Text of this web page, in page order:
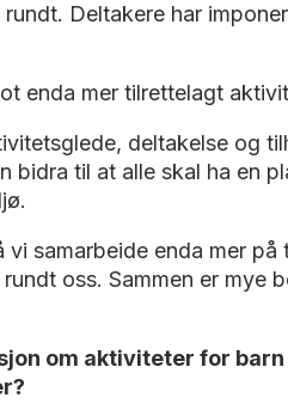
Deltakere har
enda mer tilrettelagt
deltakelse og
bidra til at alle skal ha en
vi samarbeide enda mer
oss. Sammen er mye
om aktiviteter for barn